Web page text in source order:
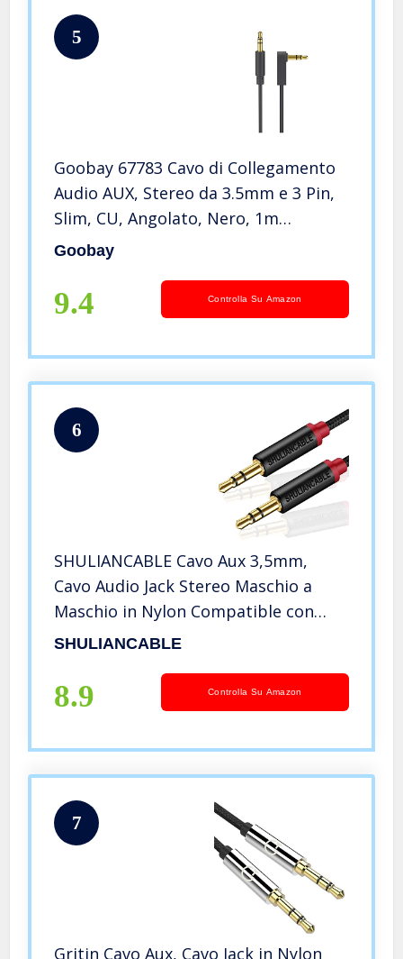
5
Goobay 67783 Cavo di Collegamento
Audio AUX, Stereo da 3.5mm e 3 Pin,
Slim, CU, Angolato, Nero, 1m
Lunghezza del Cavo
Goobay
9.4 Controlla Su Amazon
6
SHULIANCABLE Cavo Aux 3,5mm,
Cavo Audio Jack Stereo Maschio a
Maschio in Nylon Compatible con
iPhone, iPad, Oculus Quest,
(1M)
SHULIANCABLE
8.9 Controlla Su Amazon
7
Gritin Cavo Aux, Cavo Jack in Nylon